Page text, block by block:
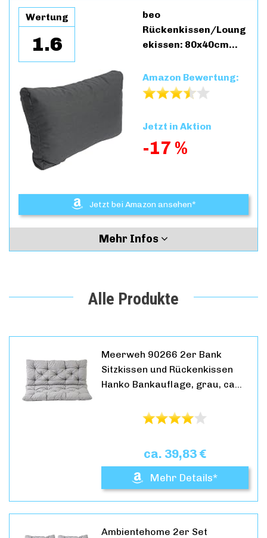
Wertung
1.6
beo
Rückenkissen/Loung
ekissen: 80x40cm…
Amazon Bewertung:
Jetzt in Aktion
-17 %
Jetzt bei Amazon ansehen*
Mehr Infos
Alle Produkte
Meerweh 90266 2er Bank
Sitzkissen und Rückenkissen
Hanko Bankauflage, grau, ca…
ca. 39,83 €
Mehr Details*
Ambientehome 2er Set